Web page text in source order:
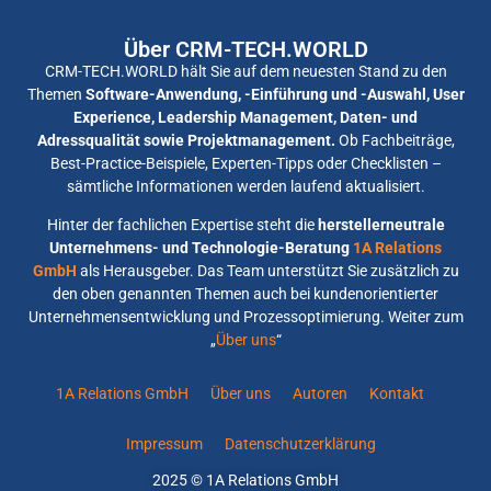
Über CRM-TECH.WORLD
CRM-TECH.WORLD hält Sie auf dem neuesten Stand zu den
Themen Software-Anwendung, -Einführung und -Auswahl, User
Experience, Leadership Management, Daten- und
Adressqualität sowie Projektmanagement. Ob Fachbeiträge,
Best-Practice-Beispiele, Experten-Tipps oder Checklisten –
sämtliche Informationen werden laufend aktualisiert.
Hinter der fachlichen Expertise steht die herstellerneutrale
Unternehmens- und Technologie-Beratung 1A Relations
GmbH als Herausgeber. Das Team unterstützt Sie zusätzlich zu
den oben genannten Themen auch bei kundenorientierter
Unternehmensentwicklung und Prozessoptimierung. Weiter zum
„Über uns“
1A Relations GmbH Über uns Autoren Kontakt
Impressum Datenschutzerklärung
2025 © 1A Relations GmbH